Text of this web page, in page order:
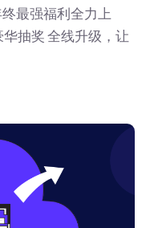
最强福利全力上
华抽奖 全线升级，让